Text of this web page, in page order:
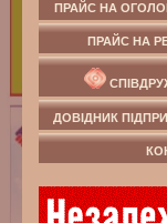
ПРАЙС НА
ПРАЙС НА
ДОВІДНИК